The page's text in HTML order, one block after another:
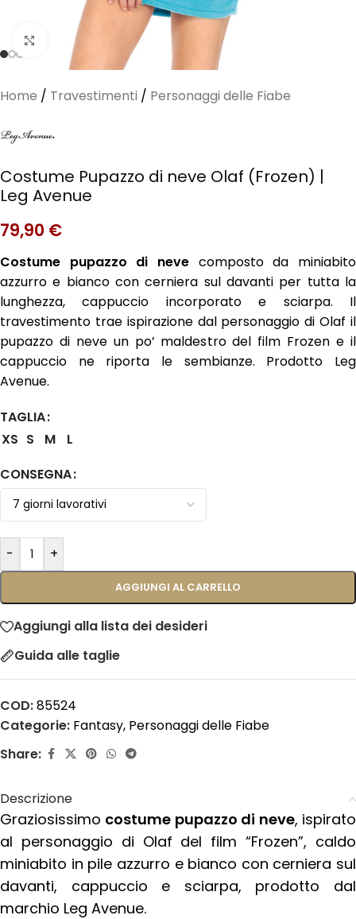
Clicca per ingrandire
Home / Travestimenti / Personaggi delle Fiabe
Costume Pupazzo di neve Olaf (Frozen) |
Leg Avenue
79,90 €
Costume pupazzo di neve composto da miniabito
azzurro e bianco con cerniera sul davanti per tutta la
lunghezza, cappuccio incorporato e sciarpa. Il
travestimento trae ispirazione dal personaggio di Olaf il
pupazzo di neve un po’ maldestro del film Frozen e il
cappuccio ne riporta le sembianze. Prodotto Leg
Avenue.
TAGLIA
XS S M
L
CONSEGNA
- +
AGGIUNGI AL CARRELLO
Aggiungi alla lista dei desideri
Guida alle taglie
COD:85524
Categorie: Fantasy, Personaggi delle Fiabe
Share:
Descrizione
Graziosissimo costume pupazzo di neve, ispirato
al personaggio di Olaf del film “Frozen”, caldo
miniabito in pile azzurro e bianco con cerniera sul
davanti, cappuccio e sciarpa, prodotto dal
marchio Leg Avenue.